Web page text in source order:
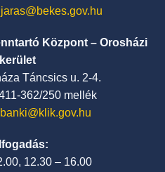
Központ – Orosházi
Táncsics u. 2-4.
362/250 mellék
12.30 – 16.00